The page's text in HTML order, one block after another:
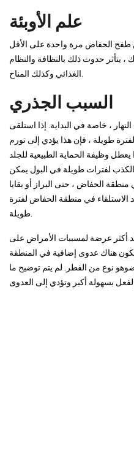
علم الأوبئة
طفح الحفاض مرة واحدة على الأقل
يتأثر حدوث ذلك بالنظافة والنظام
السبب الجذري
النهار ، خاصة في البداية. إذا استلقى
طويلة ، فإن هذا يؤدي إلى تورم
يعطل وظيفة الحماية الطبيعية للجلد
لفترات طويلة في البول يمكن
الحفاض ، حتى البراز أو بقايا
في منطقة الحفاض لفترة
أكثر عرضة لمسببات الأمراض على
يكون هناك عدوى إضافية في المنطقة
وهو نوع من الفطر. لم يتم توضيح ما